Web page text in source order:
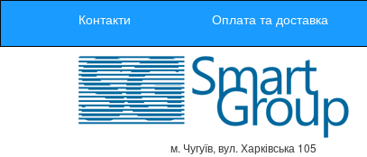
Контакти Оплата та доставка
м. Чугуїв, вул. Харківська 105